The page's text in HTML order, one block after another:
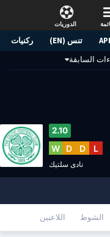
الدوريات
ركنيات تنس (EN) API
السابقة
2.10
L
D
D
W
نادي سلتيك
الشوط اللاعبين